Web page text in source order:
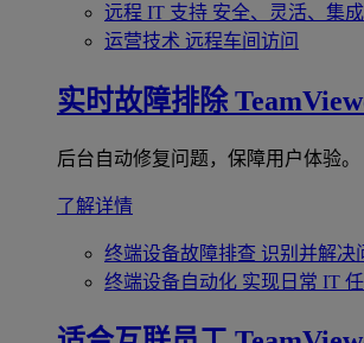
远程 IT 支持 安全、灵活、集成
运营技术 远程车间访问
实时故障排除
后台自动修复问题，保障用户体验。
了解详情
终端设备故障排查 识别并解决
终端设备自动化 实现日常 IT